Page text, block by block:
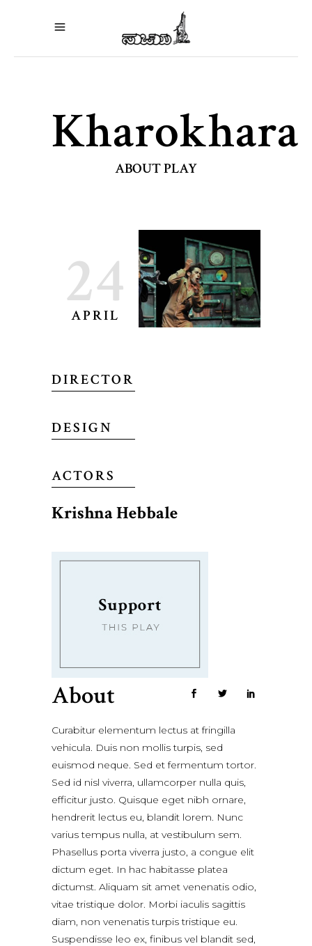
Kharokhara
ABOUT PLAY
24
APRIL
DIRECTOR
DESIGN
ACTORS
Krishna Hebbale
About
Curabitur elementum lectus at fringilla
vehicula. Duis non mollis turpis, sed
euismod neque. Sed et fermentum tortor.
Sed id nisl viverra, ullamcorper nulla quis,
efficitur justo. Quisque eget nibh ornare,
hendrerit lectus eu, blandit lorem. Nunc
varius tempus nulla, at vestibulum sem.
Phasellus porta viverra justo, a congue elit
dictum eget. In hac habitasse platea
dictumst. Aliquam sit amet venenatis odio,
vitae tristique dolor. Morbi iaculis sagittis
diam, non venenatis turpis tristique eu.
Suspendisse leo ex, finibus vel blandit sed,